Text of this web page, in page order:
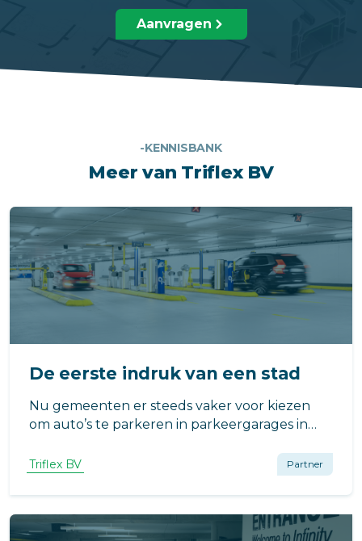
Aanvragen
-KENNISBANK
Meer van Triflex BV
De eerste indruk van een stad
Nu gemeenten er steeds vaker voor kiezen
om auto’s te parkeren in parkeergarages in
steeds meer als eerste indruk van een
binnenstad. En voor een optimale eerste
indruk krijg je vaak maar één kans.
Triflex BV Partner